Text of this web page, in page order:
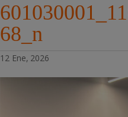
68_n
12 Ene, 2026